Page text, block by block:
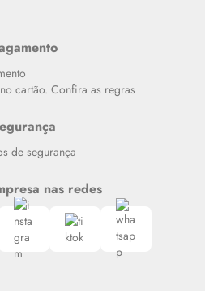
cartão. Confira as regras
nas redes